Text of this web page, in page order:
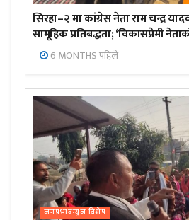
सिरहा–२ मा कांग्रेस नेता राम चन्द्र
सामूहिक प्रतिबद्धता; ‘विकासप्रेमी
6 MONTHS पहिले
जनप्रभाबन्युज विशेष